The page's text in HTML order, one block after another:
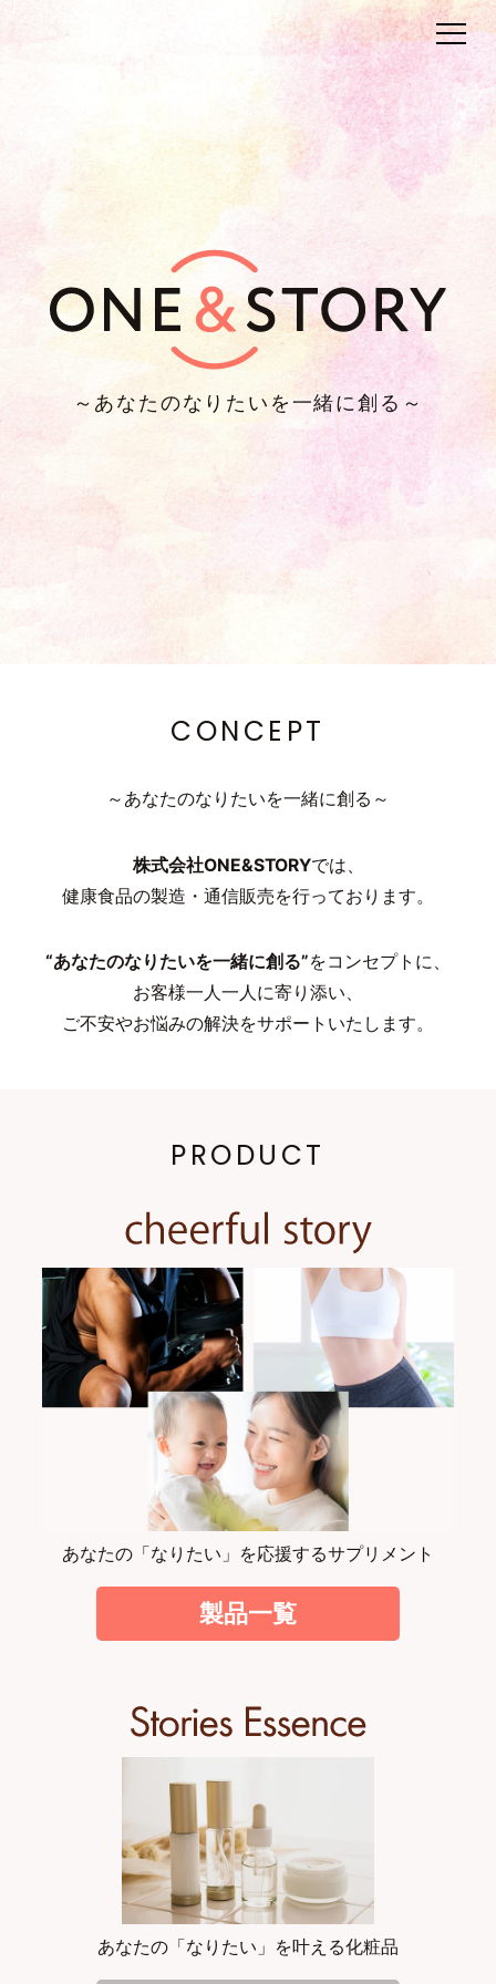
～あなたのなりたいを一緒に創る～
CONCEPT
～あなたのなりたいを一緒に創る～
株式会社ONE&STORYでは、
健康食品の製造・通信販売を行っております。
“あなたのなりたいを一緒に創る”をコンセプトに、
お客様一人一人に寄り添い、
ご不安やお悩みの解決をサポートいたします。
PRODUCT
あなたの「なりたい」を応援するサプリメント
製品一覧
あなたの「なりたい」を叶える化粧品